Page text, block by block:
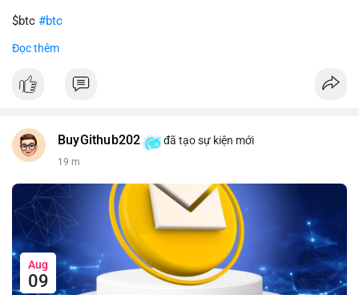
$btc #btc
#vlikevn
📰 Nguồn: CoinDesk
Đọc thêm
BuyGithub202 đã tạo sự kiện mới
19 m
Aug
09